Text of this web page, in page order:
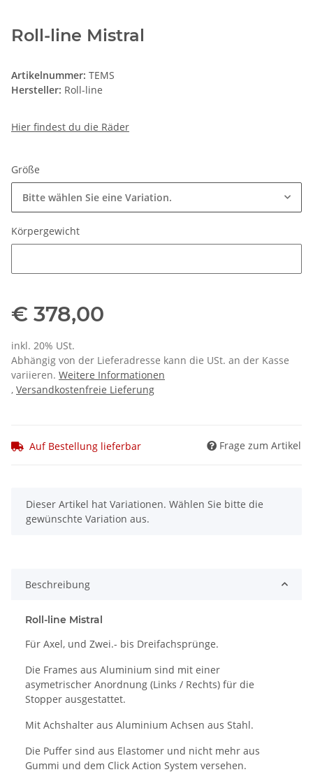
Roll-line Mistral
Artikelnummer: TEMS
Hersteller: Roll-line
Hier findest du die Räder
Größe
Bitte wählen Sie eine Variation.
Körpergewicht
€ 378,00
inkl. 20% USt.
Abhängig von der Lieferadresse kann die USt. an der Kasse
variieren. Weitere Informationen
, Versandkostenfreie Lieferung
Auf Bestellung lieferbar Frage zum Artikel
x
Dieser Artikel hat Variationen. Wählen Sie bitte die
gewünschte Variation aus.
Beschreibung
Roll-line Mistral
Für Axel, und Zwei.- bis Dreifachsprünge.
Die Frames aus Aluminium sind mit einer
asymetrischer Anordnung (Links / Rechts) für die
Stopper ausgestattet.
Mit Achshalter aus Aluminium Achsen aus Stahl.
Die Puffer sind aus Elastomer und nicht mehr aus
Gummi und dem Click Action System versehen.